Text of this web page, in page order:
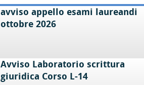
avviso appello esami laureandi
ottobre 2026
Avviso Laboratorio scrittura
giuridica Corso L-14